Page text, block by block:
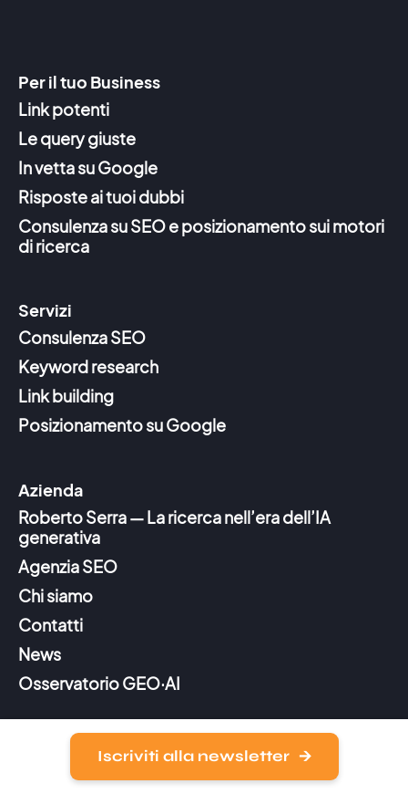
Iscriviti alla newsletter
Per il tuo Business
Link potenti
Le query giuste
In vetta su Google
Risposte ai tuoi dubbi
Consulenza su SEO e posizionamento sui motori
di ricerca
Servizi
Consulenza SEO
Keyword research
Link building
Posizionamento su Google
Azienda
Roberto Serra — La ricerca nell’era dell’IA
generativa
Agenzia SEO
Chi siamo
Contatti
News
Osservatorio GEO·AI
Risorse
Guida al SEO Copywriting (+20 esempi)